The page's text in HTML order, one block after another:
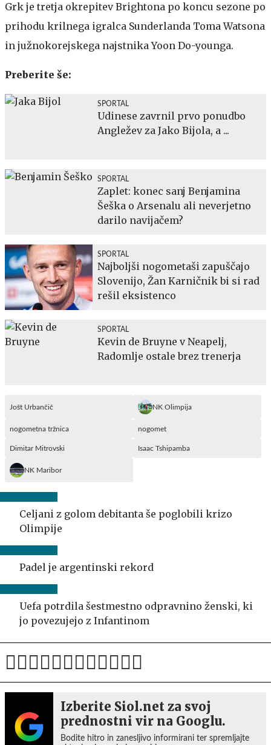
Grk je tretja okrepitev Brightona po koncu sezone po
prihodu krilnega igralca Sunderlanda Toma Watsona
in južnokorejskega najstnika Yoon Do-younga.
Preberite še:
SPORTAL
Udinese zavrnil prvo ponudbo
Angležev za Jako Bijola, a ...
SPORTAL
Zaplet: konec sanj Benjamina
Šeška o Arsenalu ali neverjetno
darilo navijačem?
SPORTAL
Najboljši nogometaši zapuščajo
Slovenijo, Žan Karničnik bi si rad
rešil eksistenco
SPORTAL
Kevin de Bruyne v Neapelj,
Radomlje ostale brez trenerja
Jošt Urbančič NK Olimpija
nogometna tržnica nogomet
Dimitar Mitrovski Isaac Tshipamba
NK Maribor
Celjani z golom debitanta še poglobili krizo
Olimpije
Padel je argentinski rekord
Uefa potrdila šestmestno odpravnino ženski, ki
jo povezujejo z Infantinom
Izberite Siol.net za svoj
prednostni vir na Googlu.
Bodite hitro in zanesljivo informirani ter spremljajte